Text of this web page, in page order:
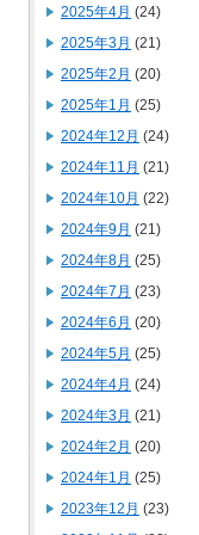
2025年4月 (24)
2025年3月 (21)
2025年2月 (20)
2025年1月 (25)
2024年12月 (24)
2024年11月 (21)
2024年10月 (22)
2024年9月 (21)
2024年8月 (25)
2024年7月 (23)
2024年6月 (20)
2024年5月 (25)
2024年4月 (24)
2024年3月 (21)
2024年2月 (20)
2024年1月 (25)
2023年12月 (23)